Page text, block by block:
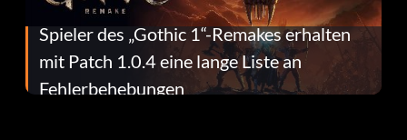
Spieler des „Gothic 1“-Remakes erhalten
mit Patch 1.0.4 eine lange Liste an
Fehlerbehebungen